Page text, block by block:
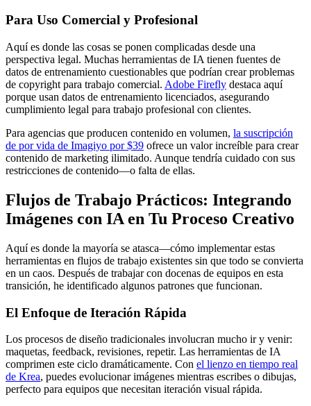
Para Uso Comercial y Profesional
Aquí es donde las cosas se ponen complicadas desde una
perspectiva legal. Muchas herramientas de IA tienen fuentes de
datos de entrenamiento cuestionables que podrían crear problemas
de copyright para trabajo comercial. Adobe Firefly destaca aquí
porque usan datos de entrenamiento licenciados, asegurando
cumplimiento legal para trabajo profesional con clientes.
Para agencias que producen contenido en volumen, la suscripción
de por vida de Imagiyo por $39 ofrece un valor increíble para crear
contenido de marketing ilimitado. Aunque tendría cuidado con sus
restricciones de contenido—o falta de ellas.
Flujos de Trabajo Prácticos: Integrando
Imágenes con IA en Tu Proceso Creativo
Aquí es donde la mayoría se atasca—cómo implementar estas
herramientas en flujos de trabajo existentes sin que todo se convierta
en un caos. Después de trabajar con docenas de equipos en esta
transición, he identificado algunos patrones que funcionan.
El Enfoque de Iteración Rápida
Los procesos de diseño tradicionales involucran mucho ir y venir:
maquetas, feedback, revisiones, repetir. Las herramientas de IA
comprimen este ciclo dramáticamente. Con el lienzo en tiempo real
de Krea, puedes evolucionar imágenes mientras escribes o dibujas,
perfecto para equipos que necesitan iteración visual rápida.